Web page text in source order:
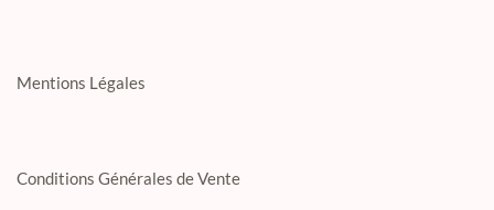
Mentions Légales
Conditions Générales de Vente